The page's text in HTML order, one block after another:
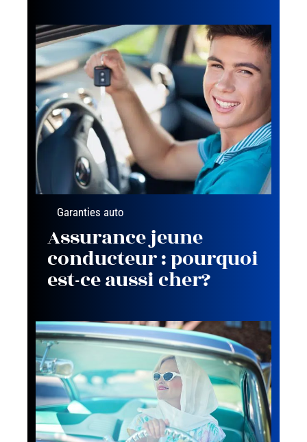
Garanties auto
Assurance jeune
conducteur : pourquoi
est-ce aussi cher?